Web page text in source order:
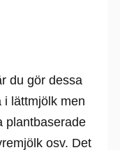
du gör dessa
i lättmjölk men
plantbaserade
osv. Det